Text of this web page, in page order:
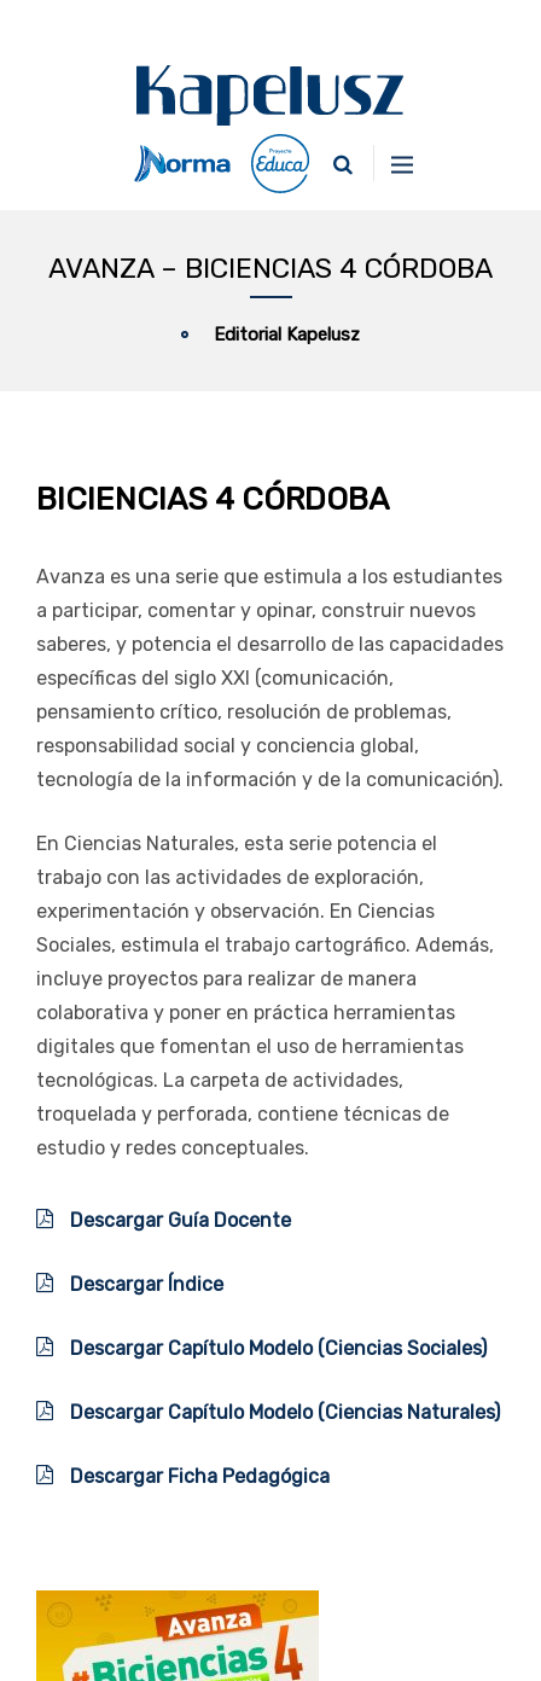
AVANZA – BICIENCIAS 4 CÓRDOBA
Editorial Kapelusz
BICIENCIAS 4 CÓRDOBA
Avanza es una serie que estimula a los estudiantes
a participar, comentar y opinar, construir nuevos
saberes, y potencia el desarrollo de las capacidades
específicas del siglo XXI (comunicación,
pensamiento crítico, resolución de problemas,
responsabilidad social y conciencia global,
tecnología de la información y de la comunicación).
En Ciencias Naturales, esta serie potencia el
trabajo con las actividades de exploración,
experimentación y observación. En Ciencias
Sociales, estimula el trabajo cartográfico. Además,
incluye proyectos para realizar de manera
colaborativa y poner en práctica herramientas
digitales que fomentan el uso de herramientas
tecnológicas. La carpeta de actividades,
troquelada y perforada, contiene técnicas de
estudio y redes conceptuales.
Descargar Guía Docente
Descargar Índice
Descargar Capítulo Modelo (Ciencias Sociales)
Descargar Capítulo Modelo (Ciencias Naturales)
Descargar Ficha Pedagógica